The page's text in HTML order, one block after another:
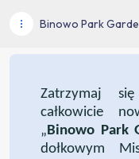
Binowo Park
Zatrzymaj
całkowicie
„Binowo Park
dołkowym